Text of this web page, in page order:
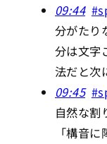
09:44
分がたり
分は文字
法だと次
09:45
自然な割
「構音